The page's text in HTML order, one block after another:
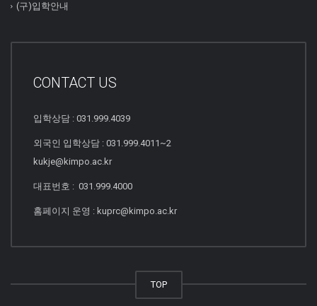
(구)입학안내
CONTACT US
입학상담 : 031.999.4039
외국인 입학상담 : 031.999.4011~2
kukje@kimpo.ac.kr
대표번호 : 031.999.4000
홈페이지 운영 : kuprc@kimpo.ac.kr
TOP